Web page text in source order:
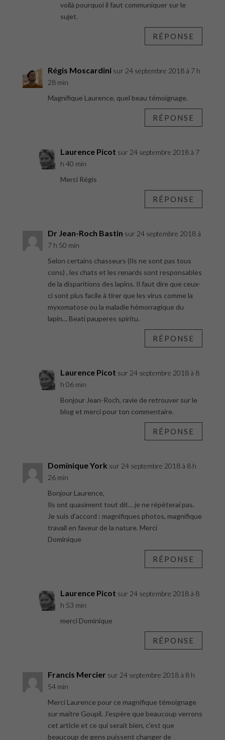
voilà pourquoi il faut communiquer sur le
sujet.
RÉPONSE
Régis Moscardini sur 24 septembre 2018 à 7 h
28 min
Magnifique Laurence, quel beau témoignage.
RÉPONSE
Laurence Picot sur 24 septembre 2018 à 7
h 40 min
Merci Régis
RÉPONSE
Dr Jean-Roch Bastin sur 24 septembre 2018 à
7 h 50 min
Selon certains chasseurs (Ils ne sont pas tous
cons) , les chats et les renards sont responsables
de la disparitions des lapins. Il faut dire que ceux-
ci sont plus facile à tirer que les virus comme la
myxomatose ou la maladie hémorragique du
lapin… Beati pauperes spiritu.
RÉPONSE
Laurence Picot sur 24 septembre 2018 à 8
h 06 min
Bonjour Jean-Roch, ravie de retrouver sur le
blog et merci pour ton commentaire.
RÉPONSE
Dominique York sur 24 septembre 2018 à 8 h
26 min
Bonjour Laurence,
Ils ont quasiment tout dit… je ne répèterai pas.
Je suis d’accord : magnifiques photos, magnifique
travail en faveur de la nature. Merci
Dominique
RÉPONSE
Laurence Picot sur 24 septembre 2018 à 8
h 53 min
merci Dominique
RÉPONSE
Francis Mercier sur 24 septembre 2018 à 8 h
54 min
Merci Laurence pour ce magnifique témoignage
sur maitre Goupil. J’espère que beaucoup verrons
cet article et ce qui serait bien, c’est que
beaucoup de gens puissent changer de